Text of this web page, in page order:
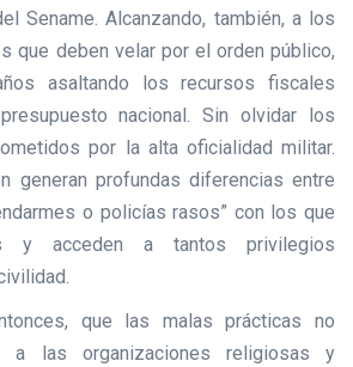
Sename. Alcanzando, también, a los
que deben velar por el orden público,
asaltando los recursos fiscales
nacional. Sin olvidar los
por la alta oficialidad militar.
generan profundas diferencias entre
o policías rasos” con los que
y acceden a tantos privilegios
que las malas prácticas no
a las organizaciones religiosas y